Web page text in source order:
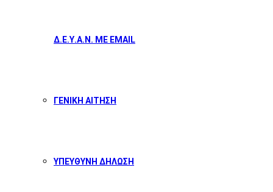
Δ.Ε.Υ.Α.Ν. ΜΕ EMAIL
ΓΕΝΙΚΗ ΑΙΤΗΣΗ
ΥΠΕΥΘΥΝΗ ΔΗΛΩΣΗ